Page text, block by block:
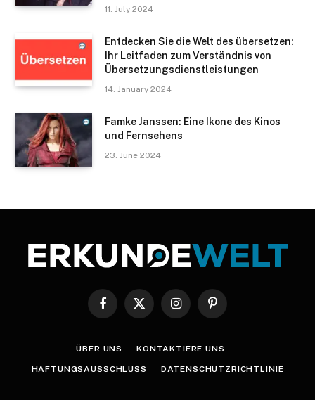
11. July 2024
Entdecken Sie die Welt des übersetzen:
Ihr Leitfaden zum Verständnis von
Übersetzungsdienstleistungen
14. January 2024
Famke Janssen: Eine Ikone des Kinos
und Fernsehens
23. June 2024
Facebook
X
InstagramPinterest
ÜBER UNS KONTAKTIERE UNS
HAFTUNGSAUSSCHLUSS DATENSCHUTZRICHTLINIE